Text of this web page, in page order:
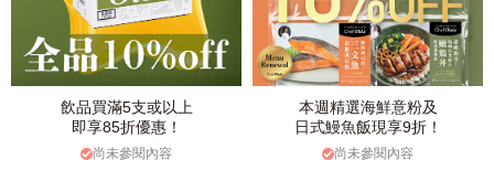
飲品買滿5支或以上
即享85折優惠！
尚未參閱內容
本週精選海鮮意粉及
日式鰻魚飯現享9折！
尚未參閱內容